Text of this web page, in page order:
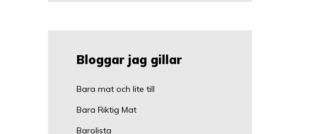
Bloggar jag gillar
Bara mat och lite till
Bara Riktig Mat
Barolista